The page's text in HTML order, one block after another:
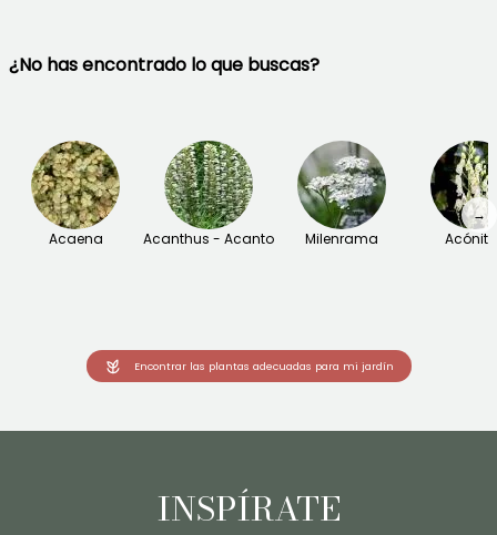
¿No has encontrado lo que buscas?
Acaena Acanthus - Acanto Milenrama
→
Encontrar las plantas adecuadas para mi jardín
INSPÍRATE